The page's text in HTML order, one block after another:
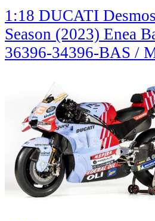
1:18 DUCATI
Season (2023) Enea
36396-34396-BAS /